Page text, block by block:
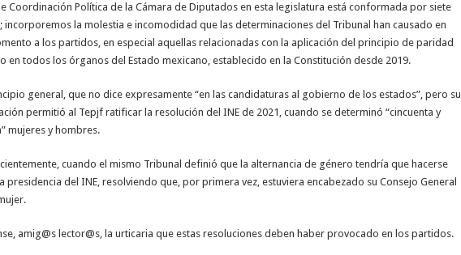
Coordinación Política de la Cámara de Diputados en esta legislatura está conformada por siete
incorporemos la molestia e incomodidad que las determinaciones del Tribunal han causado en
a los partidos, en especial aquellas relacionadas con la aplicación del principio de paridad
en todos los órganos del Estado mexicano, establecido en la Constitución desde 2019.
general, que no dice expresamente “en las candidaturas al gobierno de los estados”, pero su
permitió al Tepjf ratificar la resolución del INE de 2021, cuando se determinó “cincuenta y
mujeres y hombres.
cuando el mismo Tribunal definió que la alternancia de género tendría que hacerse
presidencia del INE, resolviendo que, por primera vez, estuviera encabezado su Consejo General
amig@s lector@s, la urticaria que estas resoluciones deben haber provocado en los partidos.